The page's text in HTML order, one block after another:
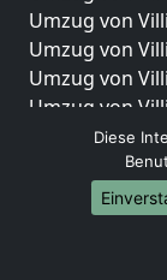
Umzug von
Umzug von
Umzug von
Umzug von
Umzug von
Umzug von
Umzug von
Griechenland
Umzug von
Diese